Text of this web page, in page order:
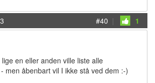
#40 | 1
en eller anden ville liste alle
men åbenbart vil I ikke stå ved dem :-)